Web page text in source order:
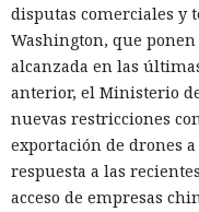
disputas comerciales y
Washington, que
alcanzada en las
anterior, el Ministerio
nuevas restricciones
exportación de drones
respuesta a las
acceso de empresas